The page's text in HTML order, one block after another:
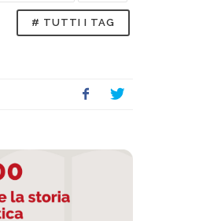
# TUTTI I TAG